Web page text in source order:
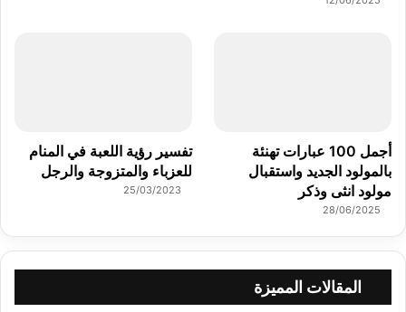
أجمل 100 عبارات تهنئة
بالمولود الجديد واستقبال
مولود انثى وذكر
28/06/2025
تفسير رؤية اللعبة في المنام
للعزباء والمتزوجة والرجل
25/03/2023
المقالات المميزة